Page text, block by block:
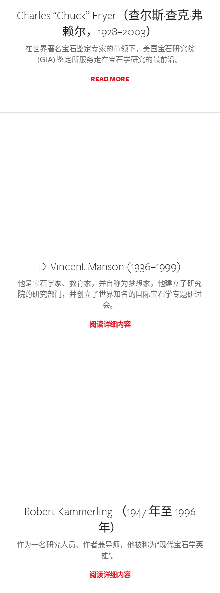
Charles “Chuck” Fryer（查尔斯·查克·弗
赖尔，1928–2003）
在世界著名宝石鉴定专家的带领下，美国宝石研究院
(GIA) 鉴定所服务走在宝石学研究的最前沿。
READ MORE
D. Vincent Manson (1936–1999)
他是宝石学家、教育家，并自称为梦想家，他建立了研究
院的研究部门，并创立了世界知名的国际宝石学专题研讨
会。
阅读详细内容
Robert Kammerling （1947 年至 1996
年）
作为一名研究人员、作者兼导师，他被称为“现代宝石学英
雄”。
阅读详细内容